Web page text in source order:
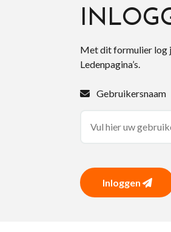
Met dit formulier log
Ledenpagina’s.
Gebruikersnaam
Inloggen